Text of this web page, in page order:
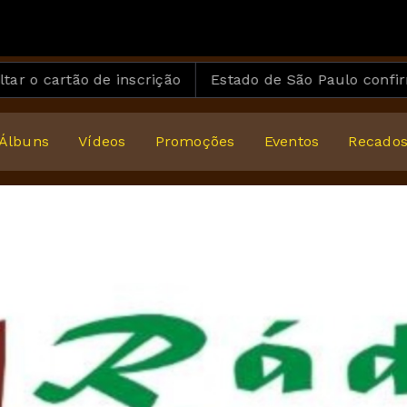
inscrição Estado de São Paulo confirma 23 casos
Vídeos Promoções Eventos Recados